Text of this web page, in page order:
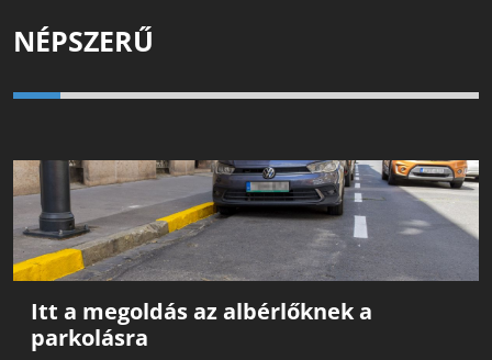
NÉPSZERŰ
Itt a megoldás az albérlőknek a
parkolásra